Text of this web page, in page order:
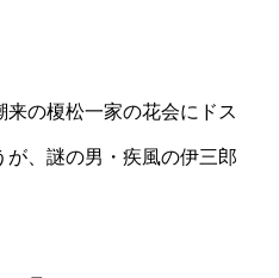
の榎松一家の花会にドス
、謎の男・疾風の伊三郎